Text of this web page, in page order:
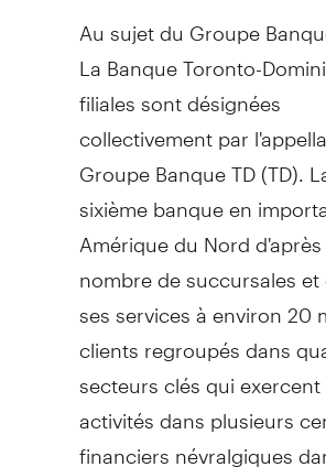
Au sujet du Groupe
La Banque Toronto-
filiales sont désignées
collectivement par
Groupe Banque TD (TD).
sixième banque en
Amérique du Nord
nombre de succursales
ses services à environ 20
clients regroupés dans
secteurs clés qui
activités dans plusieurs
financiers névralgiques